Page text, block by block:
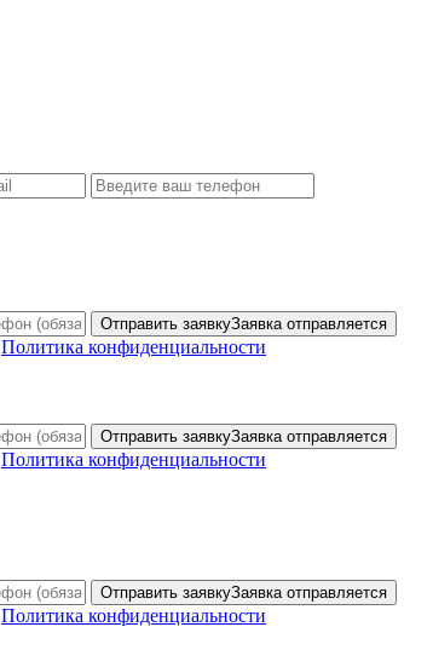
Отправить заявкуЗаявка отправляется
Политика конфиденциальности
Отправить заявкуЗаявка отправляется
Политика конфиденциальности
Отправить заявкуЗаявка отправляется
Политика конфиденциальности